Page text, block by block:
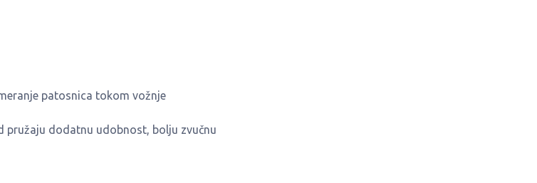
patosnica tokom vožnje
pružaju dodatnu udobnost, bolju zvučnu